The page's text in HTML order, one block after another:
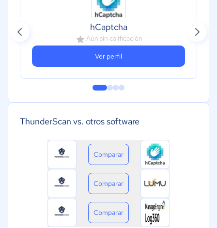
hCaptcha
Aún sin calificación
Ver perfil
ThunderScan vs. otros software
Comparar
Comparar
Comparar